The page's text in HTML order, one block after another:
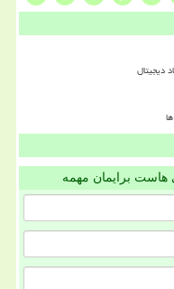
دیجیتال
برایمان مهمه